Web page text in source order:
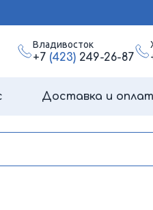
Владивосток
+7 (423)249-26-87
Доставка и